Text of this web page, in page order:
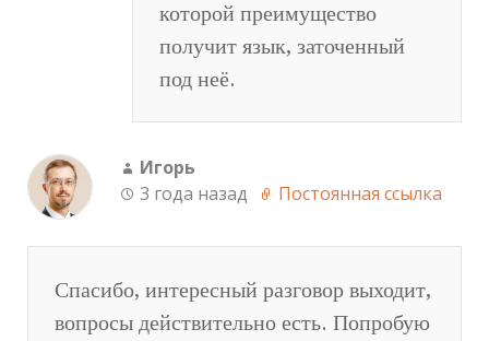
которой преимущество
получит язык, заточенный
под неё.
Игорь
3 года назад
Постоянная ссылка
Спасибо, интересный разговор выходит,
вопросы действительно есть. Попробую